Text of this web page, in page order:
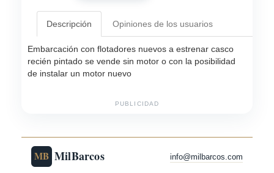
Descripción Opiniones de los usuarios
Embarcación con flotadores nuevos a estrenar casco
recién pintado se vende sin motor o con la posibilidad
de instalar un motor nuevo
PUBLICIDAD
MB MilBarcos info@milbarcos.com